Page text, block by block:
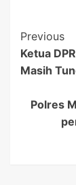
Post
Previous
Ketua
Masih
Polres